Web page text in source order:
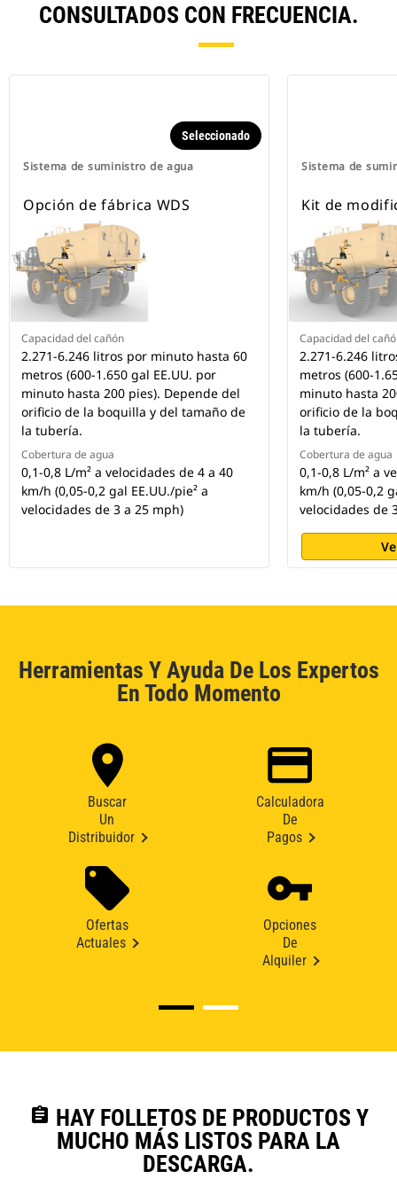
CONSULTADOS CON FRECUENCIA.
Sistema de suministro de agua
Seleccionado
Opción de fábrica WDS
Capacidad del cañón
2.271-6.246 litros por minuto hasta 60
metros (600-1.650 gal EE.UU. por
minuto hasta 200 pies). Depende del
orificio de la boquilla y del tamaño de
la tubería.
Cobertura de agua
0,1-0,8 L/m² a velocidades de 4 a 40
km/h (0,05-0,2 gal EE.UU./pie² a
velocidades de 3 a 25 mph)
Sistema de
Kit de
Capacidad del
2.271-6.246
metros (600-
minuto hasta
orificio de la
la tubería.
Cobertura de agua
0,1-0,8 L/m² a
km/h (0,05-0,2
velocidades de
Herramientas Y Ayuda De Los Expertos
En Todo Momento
Buscar
Un
Distribuidor
Calculadora
De
Pagos
Ofertas
Actuales
Opciones
De
Alquiler
assignment HAY FOLLETOS DE PRODUCTOS Y
MUCHO MÁS LISTOS PARA LA
DESCARGA.